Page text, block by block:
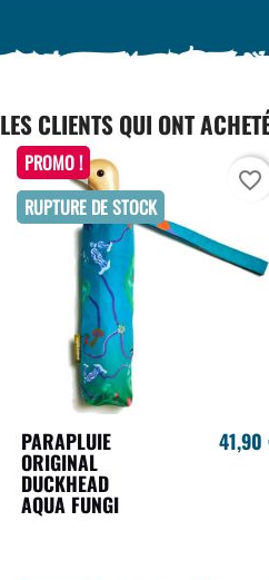
LES CLIENTS QUI ONT
PARAPLUIE
ORIGINAL
DUCKHEAD
AQUA FUNGI
PROMO !
RUPTURE DE STOCK
favorite_border